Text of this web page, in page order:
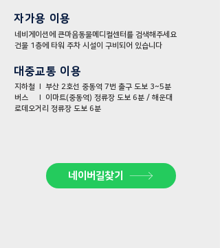
자가용 이용
네비게이션에 큰마음동물메디컬센터를 검색해주세요
​건물 1층에 타워 주차 시설이 구비되어 있습니다
대중교통 이용
지하철 l 부산 2호선 중동역 7번 출구 도보 3~5분
​버스 l 이마트(중동역) 정류장 도보 6분 / 해운대
로데오거리 정류장 도보 6분
네이버길찾기